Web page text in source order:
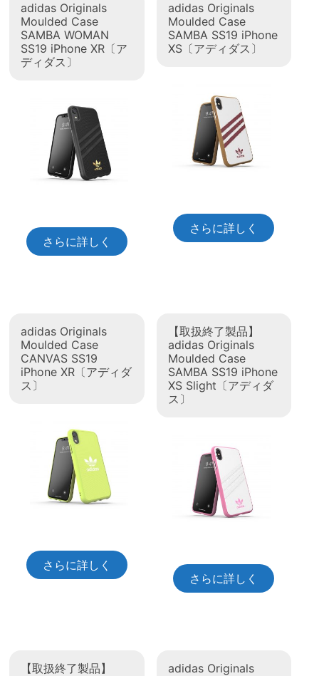
adidas Originals
Moulded Case
SAMBA WOMAN
SS19 iPhone XR〔ア
ディダス〕
さらに詳しく
adidas Originals
Moulded Case
SAMBA SS19 iPhone
XS〔アディダス〕
さらに詳しく
adidas Originals
Moulded Case
CANVAS SS19
iPhone XR〔アディダ
ス〕
さらに詳しく
【取扱終了製品】
adidas Originals
Moulded Case
SAMBA SS19 iPhone
XS Slight〔アディダ
ス〕
さらに詳しく
【取扱終了製品】
adidas Originals